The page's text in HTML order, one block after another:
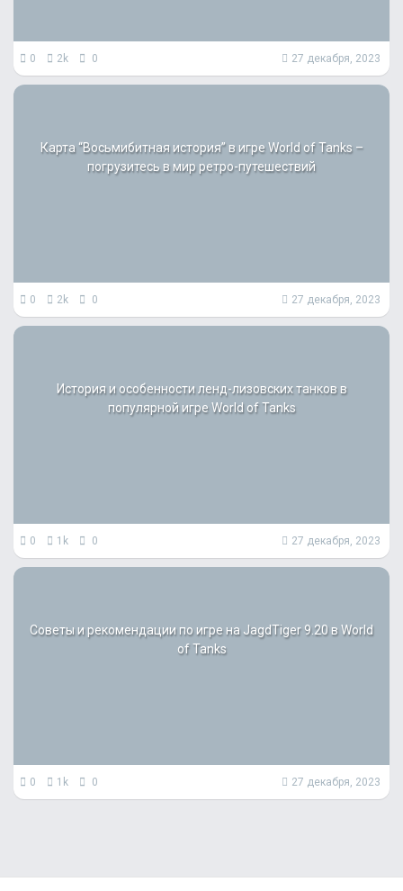
0 2k 0 27 декабря, 2023
Карта “Восьмибитная история” в игре World of Tanks –
погрузитесь в мир ретро-путешествий
0 2k 0 27 декабря, 2023
История и особенности ленд-лизовских танков в
популярной игре World of Tanks
0 1k 0 27 декабря, 2023
Советы и рекомендации по игре на JagdTiger 9.20 в World
of Tanks
0 1k 0 27 декабря, 2023